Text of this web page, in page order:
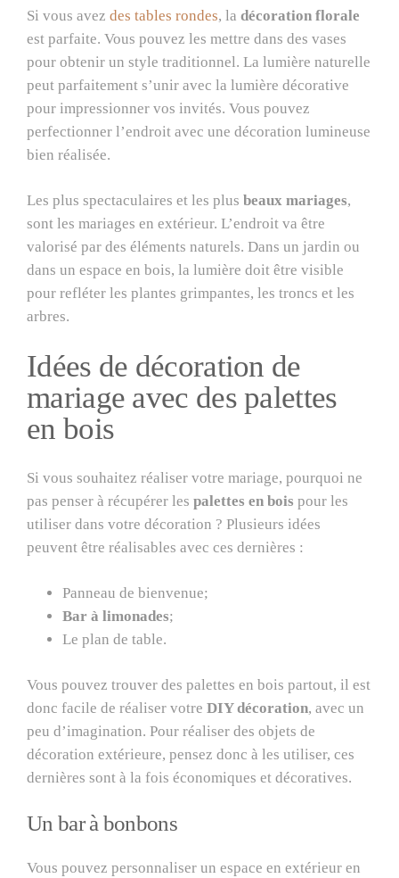
Si vous avez des tables rondes, la décoration florale
est parfaite. Vous pouvez les mettre dans des vases
pour obtenir un style traditionnel. La lumière naturelle
peut parfaitement s’unir avec la lumière décorative
pour impressionner vos invités. Vous pouvez
perfectionner l’endroit avec une décoration lumineuse
bien réalisée.
Les plus spectaculaires et les plus beaux mariages,
sont les mariages en extérieur. L’endroit va être
valorisé par des éléments naturels. Dans un jardin ou
dans un espace en bois, la lumière doit être visible
pour refléter les plantes grimpantes, les troncs et les
arbres.
Idées de décoration de
mariage avec des palettes
en bois
Si vous souhaitez réaliser votre mariage, pourquoi ne
pas penser à récupérer les palettes en bois pour les
utiliser dans votre décoration ? Plusieurs idées
peuvent être réalisables avec ces dernières :
Panneau de bienvenue;
Bar à limonades;
Le plan de table.
Vous pouvez trouver des palettes en bois partout, il est
donc facile de réaliser votre DIY décoration, avec un
peu d’imagination. Pour réaliser des objets de
décoration extérieure, pensez donc à les utiliser, ces
dernières sont à la fois économiques et décoratives.
Un bar à bonbons
Vous pouvez personnaliser un espace en extérieur en